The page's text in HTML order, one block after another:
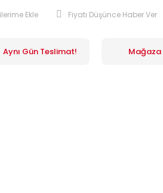
Fiyatı Düşünce Haber Ver
Aynı Gün Teslimat! Mağaza